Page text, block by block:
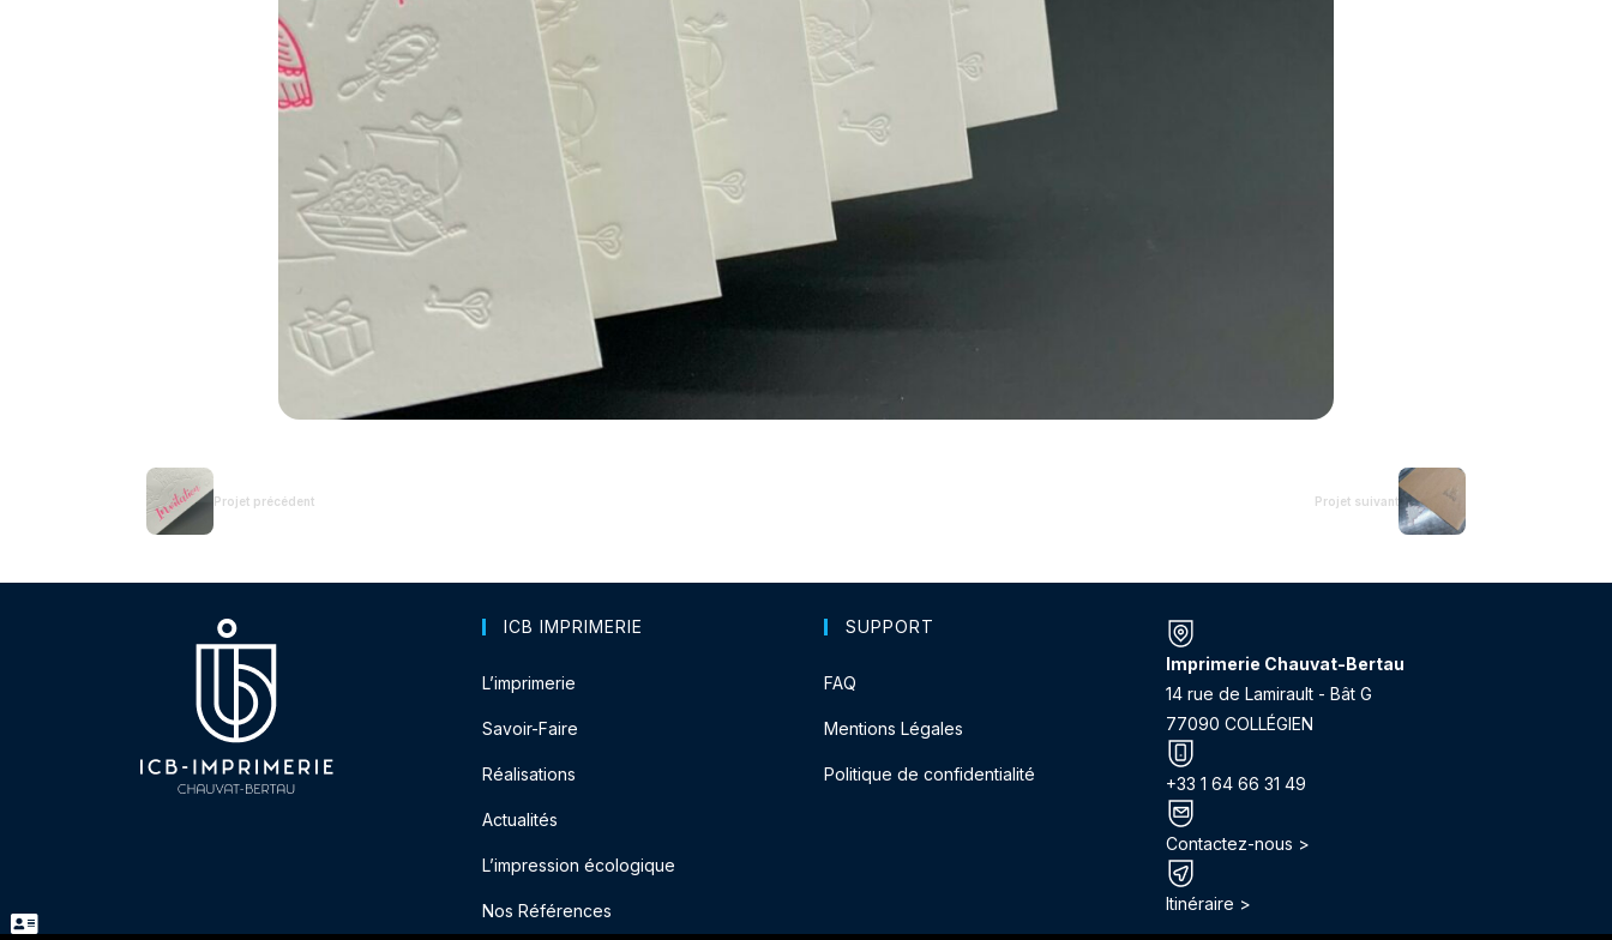
Projet précédent Projet suivant
ICB IMPRIMERIE
L’imprimerie
Savoir-Faire
Réalisations
Actualités
L’impression écologique
Nos Références
SUPPORT
FAQ
Mentions Légales
Politique de confidentialité
Imprimerie Chauvat-Bertau
14 rue de Lamirault - Bât G
77090 COLLÉGIEN
+33 1 64 66 31 49
Contactez-nous >
Itinéraire >